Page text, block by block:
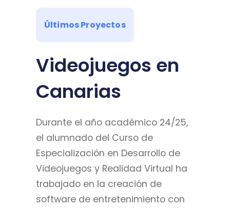
Últimos Proyectos
Videojuegos en
Canarias
Durante el año académico 24/25,
el alumnado del Curso de
Especialización en Desarrollo de
Videojuegos y Realidad Virtual ha
trabajado en la creación de
software de entretenimiento con